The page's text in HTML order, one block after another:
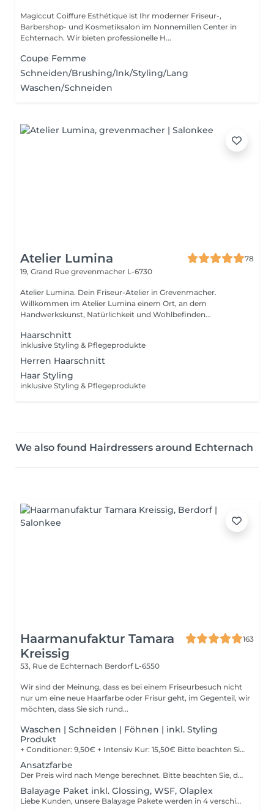
Magiccut Coiffure Esthétique ist Ihr moderner Friseur-,
Barbershop- und Kosmetiksalon im Nonnemillen Center in
Echternach. Wir bieten professionelle H...
Coupe Femme
Schneiden/Brushing/Ink/Styling/Lang
Waschen/Schneiden
Atelier Lumina
78
19, Grand Rue grevenmacher L-6730
Atelier Lumina. Dein Friseur-Atelier in Grevenmacher.
Willkommen im Atelier Lumina einem Ort, an dem
Handwerkskunst, Natürlichkeit und Wohlbefinden...
Haarschnitt
inklusive Styling & Pflegeprodukte
Herren Haarschnitt
Haar Styling
inklusive Styling & Pflegeprodukte
We also found Hairdressers around Echternach
Haarmanufaktur Tamara
Kreissig
163
53, Rue de Echternach Berdorf L-6550
Wir sind der Meinung, dass es bei einem Friseurbesuch nicht
nur um eine neue Haarfarbe oder Frisur geht, im Gegenteil, wir
möchten, dass Sie sich rund...
Waschen | Schneiden | Föhnen | inkl. Styling
Produkt
+ Conditioner: 9,50€ + Intensiv Kur: 15,50€ Bitte beachten Sie, dass bei einer falsch ausgewählten Buchungsoption keine Garantie für die Erbringung der Dienstleistung besteht. Danke für Ihr Verständnis.
Ansatzfarbe
Der Preis wird nach Menge berechnet. Bitte beachten Sie, dass bei einer falsch ausgewählten Buchungsoption keine Garantie für die Erbringung der Dienstleistung besteht. Danke für Ihr Verständnis.
Balayage Paket inkl. Glossing, WSF, Olaplex
Liebe Kunden, unsere Balayage Pakete werden in 4 verschiedene Pakete unterteilt. Diese Unterteilungen richten sich nach Haarlänge und Haardicke. Ihr könnt uns sonst bei Unklarheiten auch gerne im Salon anrufen. Paket 1 ca. Kinnlanges Haar Paket 2 ca. bis Schulter Paket 3 ca. über Schulter Paket 4 ca. halber Rücken Bitte beachten Sie, dass bei einer falsch ausgewählten Buchungsoption keine Garantie für die Erbringung der Dienstleistung besteht. Danke für Ihr Verständnis.